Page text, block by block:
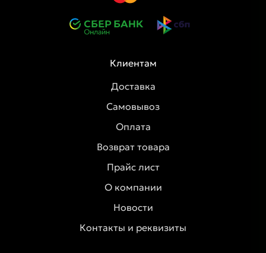
Клиентам
Доставка
Самовывоз
Оплата
Возврат товара
Прайс лист
О компании
Новости
Контакты и реквизиты